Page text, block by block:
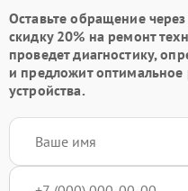
Оставьте обращение
скидку 20% на ремонт
проведет диагностику,
и предложит оптимальное
устройства.